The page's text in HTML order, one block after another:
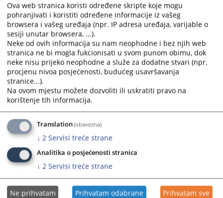
Ova web stranica koristi određene skripte koje mogu
pohranjivati i koristiti određene informacije iz vašeg
browsera i vašeg uređaja (npr. IP adresa uređaja, varijable o
sesiji unutar browsera, ...).
Neke od ovih informacija su nam neophodne i bez njih web
stranica ne bi mogla fukcionisati u svom punom obimu, dok
neke nisu prijeko neophodne a služe za dodatne stvari (npr.
procjenu nivoa posjećenosti, budućeg usavršavanja
stranice...).
Na ovom mjestu možete dozvoliti ili uskratiti pravo na
korištenje tih informacija.
Translation(obavezna)
↓ 2 Servisi treće strane
Analitika o posjećenosti stranica
↓ 2 Servisi treće strane
Ne prihvatam Prihvatam odabrane Prihvatam sve